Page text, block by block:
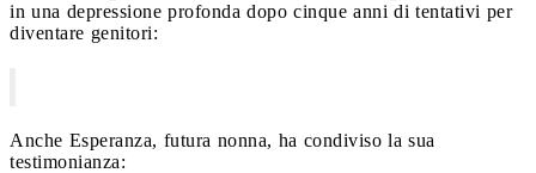
in una depressione profonda dopo cinque anni di tentativi per
diventare genitori:
Anche Esperanza, futura nonna, ha condiviso la sua
testimonianza: